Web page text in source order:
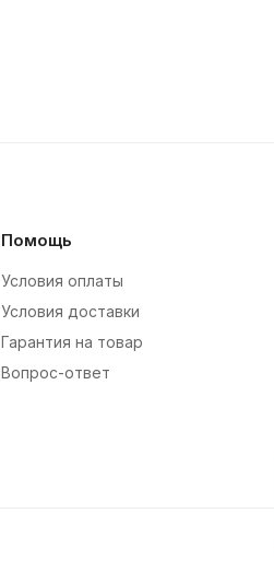
Помощь
Условия оплаты
Условия доставки
Гарантия на товар
Вопрос-ответ